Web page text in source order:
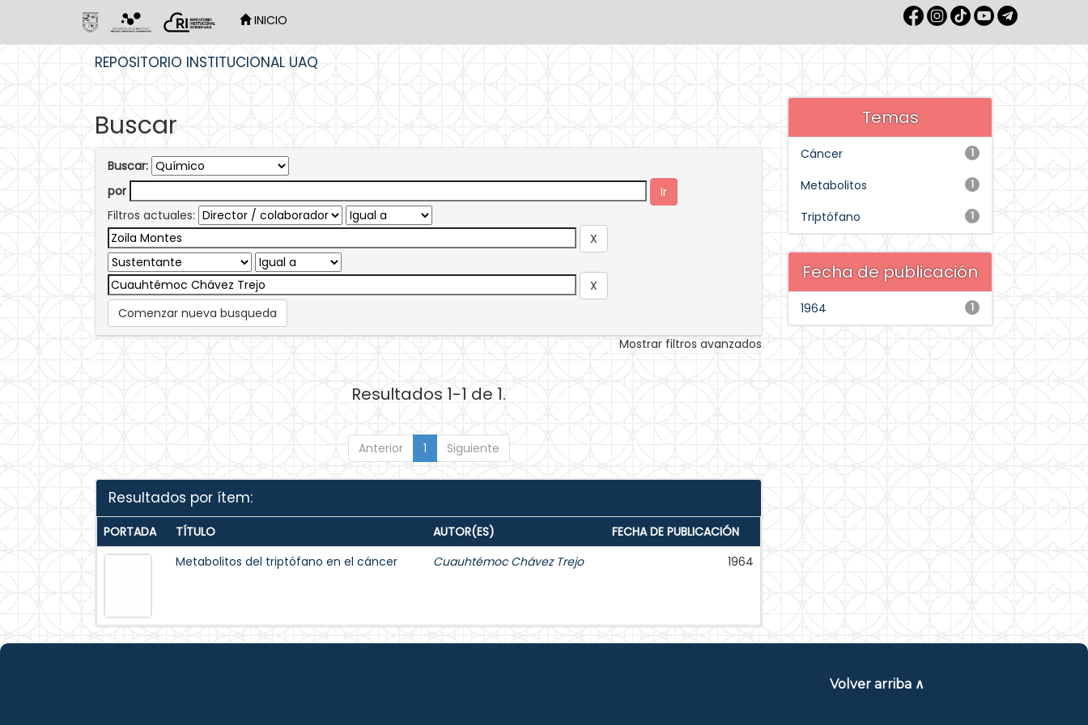
INICIO
REPOSITORIO INSTITUCIONAL UAQ
Buscar
Buscar:
por
Filtros actuales:
Comenzar nueva busqueda
Mostrar filtros avanzados
Resultados 1-1 de 1.
Anterior 1 Siguiente
Resultados por ítem:
PORTADA TÍTULO AUTOR(ES)
FECHA DE PUBLICACIÓN
Metabolitos del triptófano en el cáncer
Cuauhtémoc Chávez Trejo 1964
Temas
1
Cáncer
1
Metabolitos
1
Triptófano
Fecha de publicación
1
1964
Volver arriba ∧